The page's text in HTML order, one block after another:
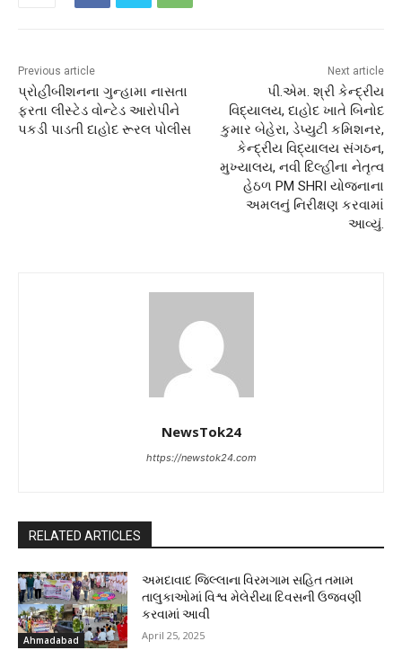
Previous article
પ્રોહીબીશનના ગુન્હામા નાસતા
ફરતા લીસ્ટેડ વોન્ટેડ આરોપીને
પકડી પાડતી દાહોદ રૂરલ પોલીસ
Next article
પી.એમ. શ્રી કેન્દ્રીય
વિદ્યાલય, દાહોદ ખાતે બિનોદ
કુમાર બેહેરા, ડેપ્યુટી કમિશનર,
કેન્દ્રીય વિદ્યાલય સંગઠન,
મુખ્યાલય, નવી દિલ્હીના નેતૃત્વ
હેઠળ PM SHRI યોજનાના
અમલનું નિરીક્ષણ કરવામાં
આવ્યું.
NewsTok24
https://newstok24.com
RELATED ARTICLES
Ahmadabad
અમદાવાદ જિલ્લાના વિરમગામ સહિત તમામ
તાલુકાઓમાં વિશ્વ મેલેરીયા દિવસની ઉજવણી
કરવામાં આવી
April 25, 2025